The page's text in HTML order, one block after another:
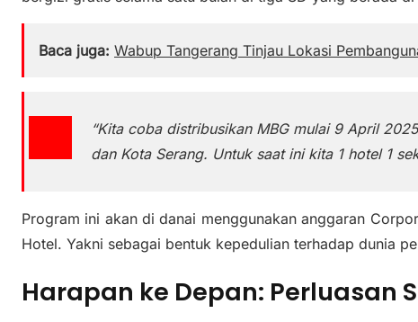
Baca juga: Wabup Tangerang Tinjau Lokasi
“Kita coba distribusikan MBG mulai 9 April
dan Kota Serang. Untuk saat ini kita 1 hotel 1
Program ini akan di danai menggunakan anggaran
Hotel. Yakni sebagai bentuk kepedulian terhadap dunia
Harapan ke Depan: Perluasan